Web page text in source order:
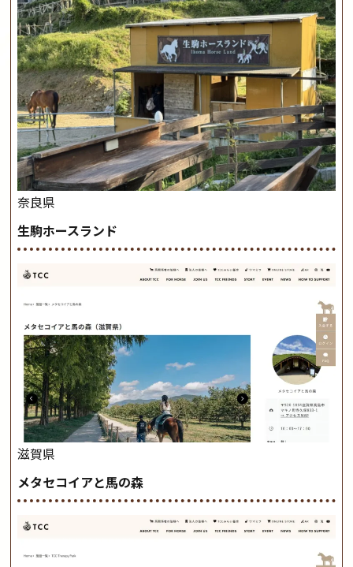
奈良県
生駒ホースランド
滋賀県
メタセコイアと馬の森